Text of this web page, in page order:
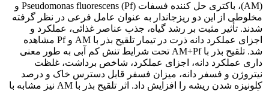
(AM)، باکتری حل کننده فسفات Pseudomonas fluorescens (Pf) و
مخلوطی از این دو ریزجاندار به عنوان عامل فرعی در نظر گرفته
شدند. تأثیر مثبت بر رشد گیاه، جذب عناصر غذائی، عملکرد و
اجزای عملکرد دانه ذرت در تیمار تلقیح بذر با AM و Pf مشاهده
شد. تلقیح بذر با AM+Pf تحت شرایط تنش کم آبی به طور معنی
داری عملکرد دانه، اجزای عملکرد، شاخص برداشت، غلظت
نیتروژن و فسفر دانه، میزان فسفر قابل دسترس خاک و درصد
کلونیزه شدن ریشه را افزایش داد. اثر تلقیح بذر با AM نیز مشابه با